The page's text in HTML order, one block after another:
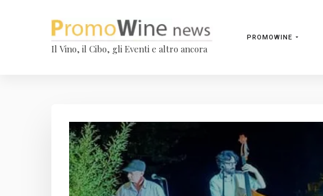
Il Vino, il Cibo, gli Eventi e altro ancora
PROMOWINE